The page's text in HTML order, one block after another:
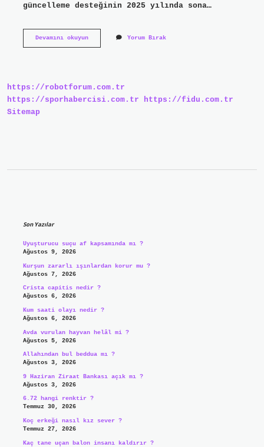
güncelleme desteğinin 2025 yılında sona…
Devamını okuyunIphone
Yorum Bırak
https://robotforum.com.tr
https://sporhabercisi.com.tr
https://fidu.com.tr
Sitemap
Son Yazılar
Uyuşturucu suçu af kapsamında mı ?
Ağustos 9, 2026
Kurşun zararlı ışınlardan korur mu ?
Ağustos 7, 2026
Crista capitis nedir ?
Ağustos 6, 2026
Kum saati olayı nedir ?
Ağustos 6, 2026
Avda vurulan hayvan helâl mi ?
Ağustos 5, 2026
Allahından bul beddua mı ?
Ağustos 3, 2026
9 Haziran Ziraat Bankası açık mı ?
Ağustos 3, 2026
6.72 hangi renktir ?
Temmuz 30, 2026
Koç erkeği nasıl kız sever ?
Temmuz 27, 2026
Kaç tane uçan balon insanı kaldırır ?